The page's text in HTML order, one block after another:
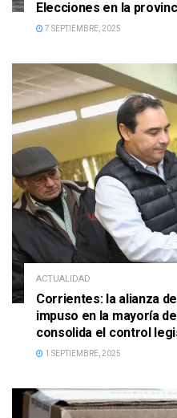
Elecciones en la
7 SEPTIEMBRE, 2025
ACTUALIDAD
Corrientes: la alianza
impuso en la mayoría
consolida el control
1 SEPTIEMBRE, 2025